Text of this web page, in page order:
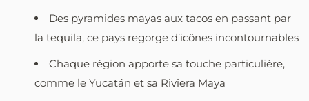
Des pyramides mayas aux tacos en passant par
la tequila, ce pays regorge d’icônes incontournables
Chaque région apporte sa touche particulière,
comme le Yucatán et sa Riviera Maya